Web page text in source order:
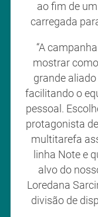
ao fim de
carregada
“A
mostrar
grande
facilitando o
pessoal.
protagonista
multitarefa
linha Note e
alvo do
Loredana
divisão de